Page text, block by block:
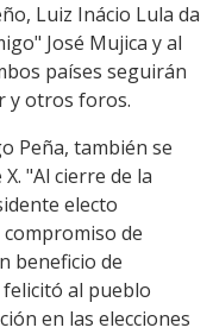
Luiz Inácio Lula da
José Mujica y al
países seguirán
y otros foros.
Peña, también se
"Al cierre de la
electo
de
beneficio de
al pueblo
en las elecciones